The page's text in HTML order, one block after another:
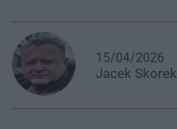
15/04/2026
Jacek Skorek